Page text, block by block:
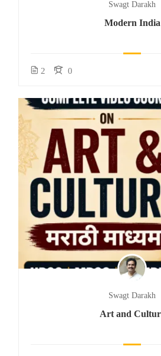
Swagt Darakh
Modern India
2 0
Swagt Darakh
Art and